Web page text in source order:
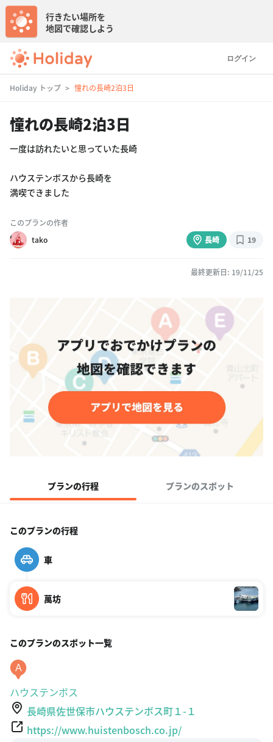
ログイン
行きたい場所を
地図で確認しよう
Holiday トップ 憧れの長崎2泊3日
憧れの長崎2泊3日
一度は訪れたいと思っていた長崎
ハウステンボスから長崎を
満喫できました
このプランの作者
tako
長崎 19
最終更新日: 19/11/25
プランの行程 プランのスポット
このプランの行程
車
萬坊
このプランのスポット一覧
A
ハウステンボス
長崎県佐世保市ハウステンボス町１-１
https://www.huistenbosch.co.jp/